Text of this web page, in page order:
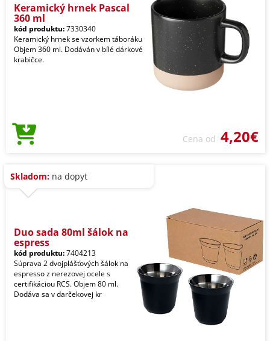
Keramický hrnek Pascal
360 ml
kód produktu:7330340
Keramický hrnek se vzorkem táboráku
Objem 360 ml. Dodáván v bílé dárkové
krabičce.
Cena od 4,20€
Skladom: na dopyt
Duo sada 80ml šálok na
espress
kód produktu:7404213
Súprava 2 dvojplášťových šálok na
espresso z nerezovej ocele s
certifikáciou RCS. Objem 80 ml.
Dodáva sa v darčekovej kr